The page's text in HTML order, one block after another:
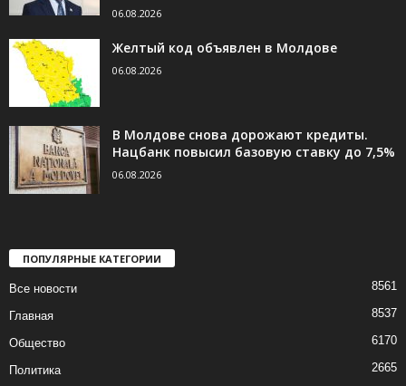
06.08.2026
Желтый код объявлен в Молдове
06.08.2026
В Молдове снова дорожают кредиты.
Нацбанк повысил базовую ставку до 7,5%
06.08.2026
ПОПУЛЯРНЫЕ КАТЕГОРИИ
Все новости 8561
Главная 8537
Общество 6170
Политика 2665